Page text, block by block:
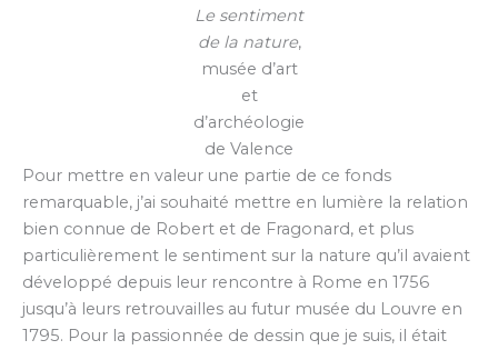
Le sentiment
de la nature,
musée d’art
et
d’archéologie
de Valence
Pour mettre en valeur une partie de ce fonds
remarquable, j’ai souhaité mettre en lumière la relation
bien connue de Robert et de Fragonard, et plus
particulièrement le sentiment sur la nature qu’il avaient
développé depuis leur rencontre à Rome en 1756
jusqu’à leurs retrouvailles au futur musée du Louvre en
1795. Pour la passionnée de dessin que je suis, il était